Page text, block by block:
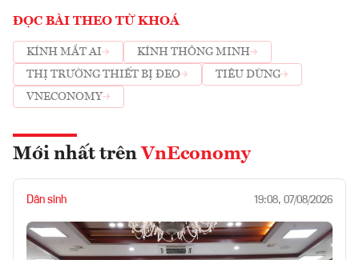
ĐỌC BÀI THEO TỪ KHOÁ
KÍNH MẮT AI
KÍNH THÔNG MINH
THỊ TRƯỜNG THIẾT BỊ ĐEO
TIÊU DÙNG
VNECONOMY
Mới nhất trên VnEconomy
Dân sinh 19:08, 07/08/2026